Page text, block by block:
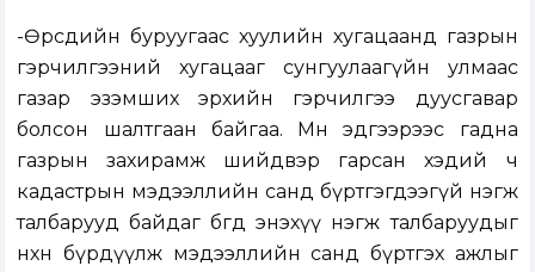
-Өөрсдийн буруугаас хуулийн хугацаанд газрын
гэрчилгээний хугацааг сунгуулаагүйн улмаас
газар эзэмших эрхийн гэрчилгээ дуусгавар
болсон шалтгаан байгаа. Мөн эдгээрээс гадна
газрын захирамж шийдвэр гарсан хэдий ч
кадастрын мэдээллийн санд бүртгэгдээгүй нэгж
талбарууд байдаг бөгөөд энэхүү нэгж талбаруудыг
нөхөн бүрдүүлж мэдээллийн санд бүртгэх ажлыг